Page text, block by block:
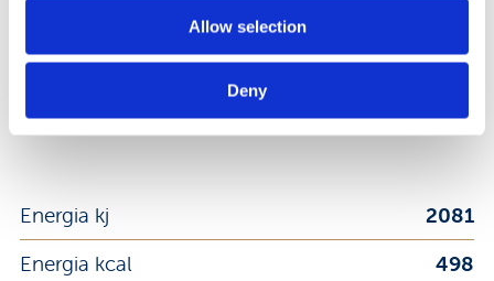
Allow selection
Deny
nutrizionale
Energia kj
2081
Energia kcal
498